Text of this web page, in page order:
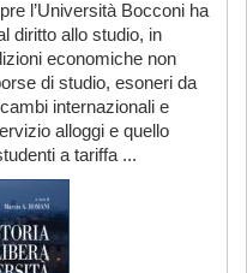
l’Università Bocconi ha
diritto allo studio, in
economiche non
di studio, esoneri da
internazionali e
alloggi e quello
a tariffa ...